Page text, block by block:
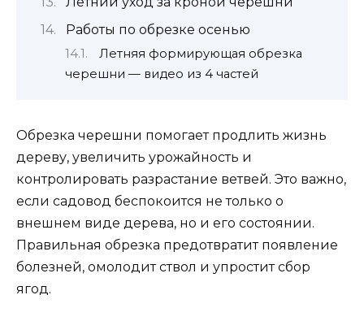
Работы по обрезке осенью
Летняя формирующая обрезка
черешни — видео из 4 частей
Обрезка черешни помогает продлить жизнь
дереву, увеличить урожайность и
контролировать разрастание ветвей. Это важно,
если садовод беспокоится не только о
внешнем виде дерева, но и его состоянии.
Правильная обрезка предотвратит появление
болезней, омолодит ствол и упростит сбор
ягод.